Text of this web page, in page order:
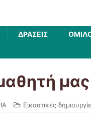
ΔΡΑΣΕΙΣ
Εικαστικές